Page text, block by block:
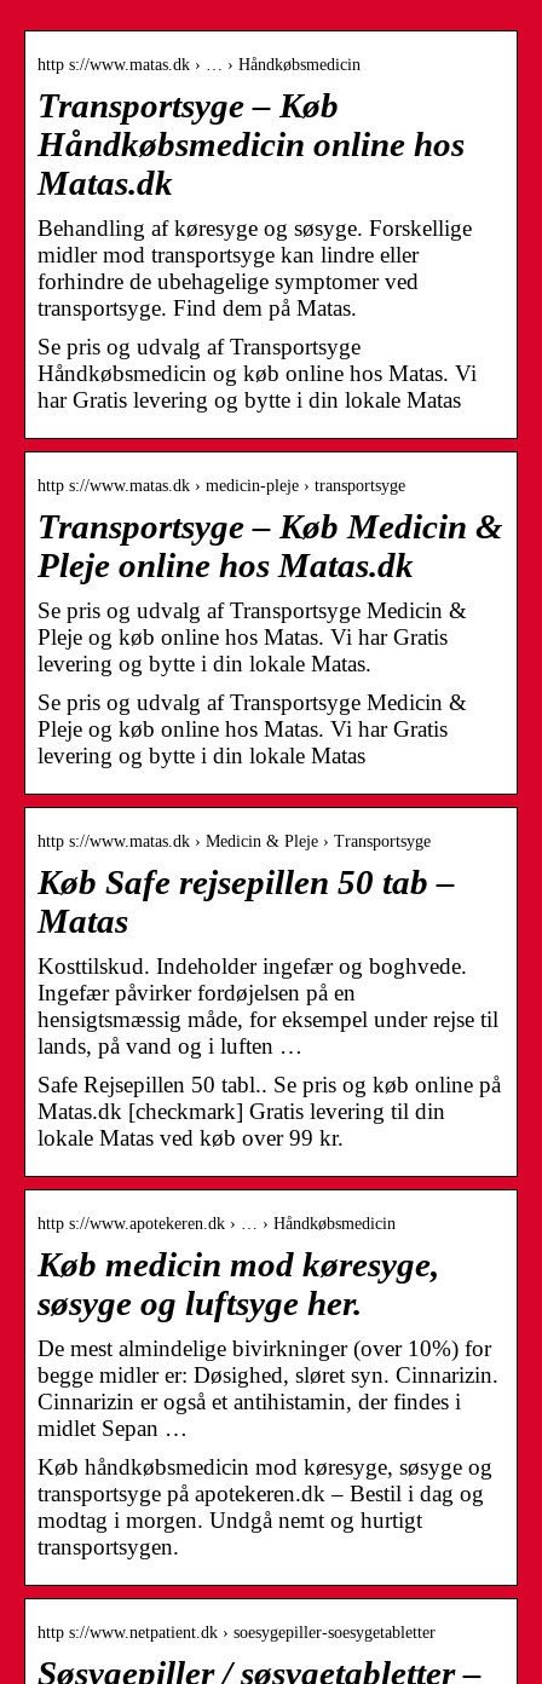
http s://www.matas.dk › … › Håndkøbsmedicin
Transportsyge – Køb
Håndkøbsmedicin online hos
Matas.dk
Behandling af køresyge og søsyge. Forskellige
midler mod transportsyge kan lindre eller
forhindre de ubehagelige symptomer ved
transportsyge. Find dem på Matas.
Se pris og udvalg af Transportsyge
Håndkøbsmedicin og køb online hos Matas. Vi
har Gratis levering og bytte i din lokale Matas
http s://www.matas.dk › medicin-pleje › transportsyge
Transportsyge – Køb Medicin &
Pleje online hos Matas.dk
Se pris og udvalg af Transportsyge Medicin &
Pleje og køb online hos Matas. Vi har Gratis
levering og bytte i din lokale Matas.
Se pris og udvalg af Transportsyge Medicin &
Pleje og køb online hos Matas. Vi har Gratis
levering og bytte i din lokale Matas
http s://www.matas.dk › Medicin & Pleje › Transportsyge
Køb Safe rejsepillen 50 tab –
Matas
Kosttilskud. Indeholder ingefær og boghvede.
Ingefær påvirker fordøjelsen på en
hensigtsmæssig måde, for eksempel under rejse til
lands, på vand og i luften …
Safe Rejsepillen 50 tabl.. Se pris og køb online på
Matas.dk [checkmark] Gratis levering til din
lokale Matas ved køb over 99 kr.
http s://www.apotekeren.dk › … › Håndkøbsmedicin
Køb medicin mod køresyge,
søsyge og luftsyge her.
De mest almindelige bivirkninger (over 10%) for
begge midler er: Døsighed, sløret syn. Cinnarizin.
Cinnarizin er også et antihistamin, der findes i
midlet Sepan …
Køb håndkøbsmedicin mod køresyge, søsyge og
transportsyge på apotekeren.dk – Bestil i dag og
modtag i morgen. Undgå nemt og hurtigt
transportsygen.
http s://www.netpatient.dk › soesygepiller-soesygetabletter
Søsygepiller / søsygetabletter –